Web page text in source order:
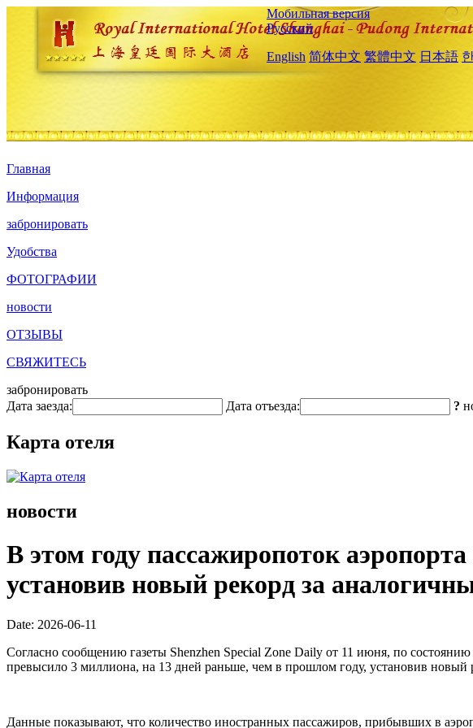
Мобильная версия
Русский
English 简体中文 繁體中文 日本語
Главная
Информация
забронировать
Удобства
ФОТОГРАФИИ
новости
ОТЗЫВЫ
СВЯЖИТЕСЬ
забронировать
Дата заезда:
Дата отъезда: ?
Карта отеля
новости
В этом году пассажиропоток
установив новый рекорд за
Date: 2026-06-11
Согласно сообщению газеты Shenzhen Special Zone Daily от 11 июня, по
превысило 3 миллиона, на 13 дней раньше, чем в прошлом году, установив новый
Данные показывают, что количество иностранных пассажиров, прибывших в